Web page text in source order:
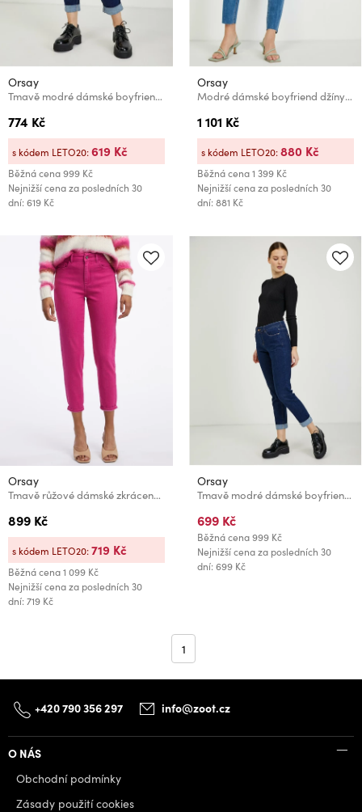
Orsay
Tmavě modré dámské boyfriend džíny ORSAY
774 Kč
Běžná cena999 Kč
Nejnižší cena za posledních 30
dní: 619 Kč
s kódem LETO20:619 Kč
Orsay
Modré dámské boyfriend džíny ORSAY
1 101 Kč
Běžná cena1 399 Kč
Nejnižší cena za posledních 30
dní: 881 Kč
s kódem LETO20:880 Kč
Orsay
Tmavě růžové dámské zkrácené mom fit džíny ORSAY
899 Kč
Běžná cena1 099 Kč
Nejnižší cena za posledních 30
dní: 719 Kč
s kódem LETO20:719 Kč
Orsay
Tmavě modré dámské boyfriend džíny ORSAY
699 Kč
Běžná cena999 Kč
Nejnižší cena za posledních 30
dní: 699 Kč
1
+420 790 356 297 info@zoot.cz
O NÁS
Obchodní podmínky
Zásady použití cookies